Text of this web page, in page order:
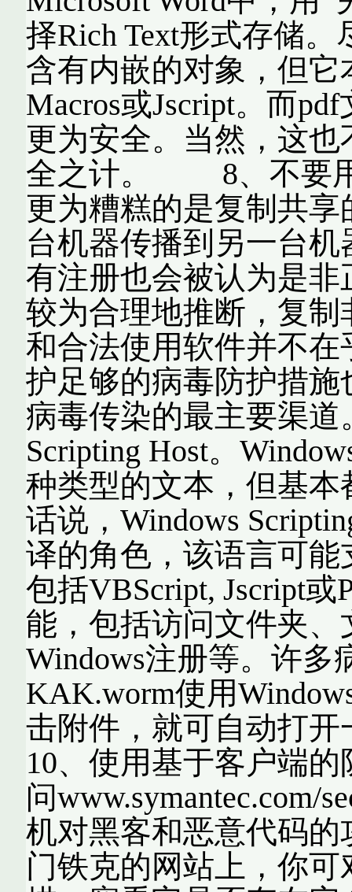
择Rich Text形式存储。
含有内嵌的对象，但它
Macros或Jscript。而
更为安全。当然，这
全之计。 8、不要用
更为糟糕的是复制共
台机器传播到另一台
有注册也会被认为是
较为合理地推断，复
和合法使用软件并不
护足够的病毒防护措
病毒传染的最主要渠
Scripting Host。
种类型的文本，但基本
话说，Windows
译的角色，该语言可能
包括VBScript, Jscript或
能，包括访问文件夹
Windows注册等。许多
KAK.worm使用
击附件，就可自动
10、使用基于客户
问www.symantec.com/
机对黑客和恶意代码
门铁克的网站上，你